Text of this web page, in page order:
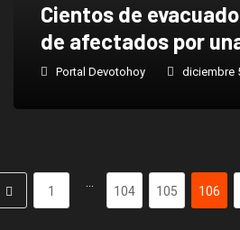
Cientos de
de afectados por
Portal Devotohoy diciembre
1 104 105 106